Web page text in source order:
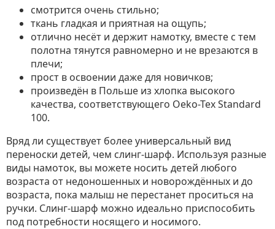
смотрится очень стильно;
ткань гладкая и приятная на ощупь;
отлично несёт и держит намотку, вместе с тем
полотна тянутся равномерно и не врезаются в
плечи;
прост в освоении даже для новичков;
произведён в Польше из хлопка высокого
качества, соответствующего Oeko-Tex Standard
100.
Вряд ли существует более универсальный вид
переноски детей, чем слинг-шарф. Используя разные
виды намоток, вы можете носить детей любого
возраста от недоношенных и новорождённых и до
возраста, пока малыш не перестанет проситься на
ручки. Слинг-шарф можно идеально приспособить
под потребности носящего и носимого.